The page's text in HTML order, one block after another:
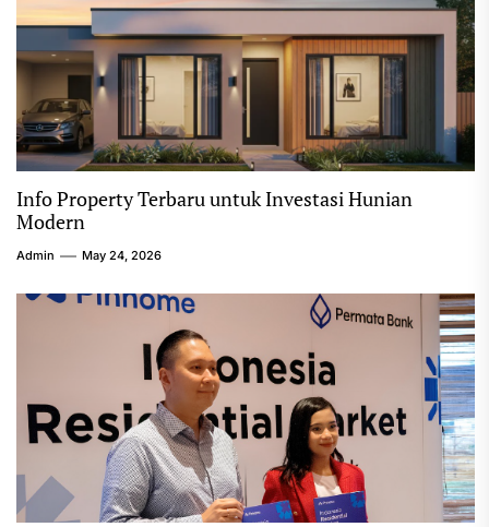
Info Property Terbaru untuk Investasi Hunian
Modern
Admin May 24, 2026